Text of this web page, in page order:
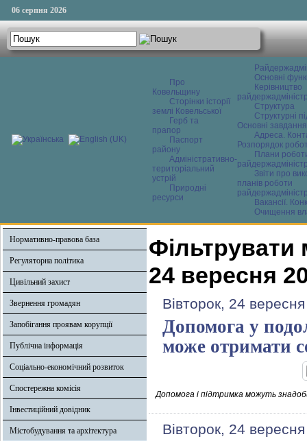
06 серпня 2026
Про
Ковельщину
Сторінки історії
землі Ковельської
Герб та
прапор
Паспорт
району
Адміністративно-
територіальний
устрій
Природні
ресурси
Основні
Керівництво
Структура
Структурні
Основні завдання
Адреса.
Розпорядок
Плани
Звіти про
планів роботи
Вакансії.
Очищення
Нормативно-правова база
Регуляторна політика
Цивільний захист
Звернення громадян
Запобігання проявам корупції
Публічна інформація
Соціально-економічний розвиток
Спостережна комісія
Інвестиційний довідник
Містобудування та архітектура
Фільтрувати
24 вересня
Вівторок, 24
Допомога у
може отримати
Допомога і підтримка можуть
Вівторок, 24